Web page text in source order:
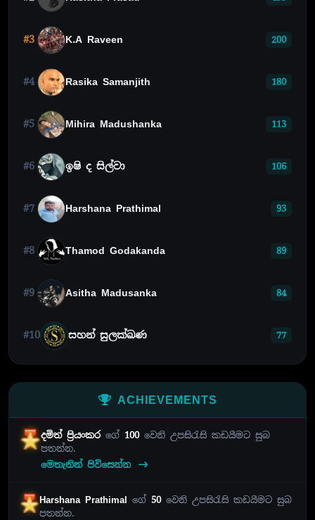
#3 K.A Raveen 200
#4 Rasika Samanjith 180
#5 Mihira Madushanka 113
#6 ඉෂි ද සිල්වා 106
#7 Harshana Prathimal 93
#8 Thamod Godakanda 89
#9 Asitha Madusanka 84
#10 සහන් සුලක්ඛණ 77
ACHIEVEMENTS
දමිත් ප්‍රියංකරගේ 100වෙනි උපසිරැසි කඩයීමට සුබ
පතන්න.
මෙතැනින් පිවිසෙන්න
Harshana Prathimal ගේ 50වෙනි උපසිරැසි කඩයීමට සුබ
පතන්න.